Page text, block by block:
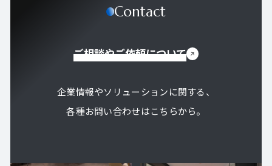
Contact
ご相談やご依頼について
企業情報やソリューションに関する、
各種お問い合わせはこちらから。